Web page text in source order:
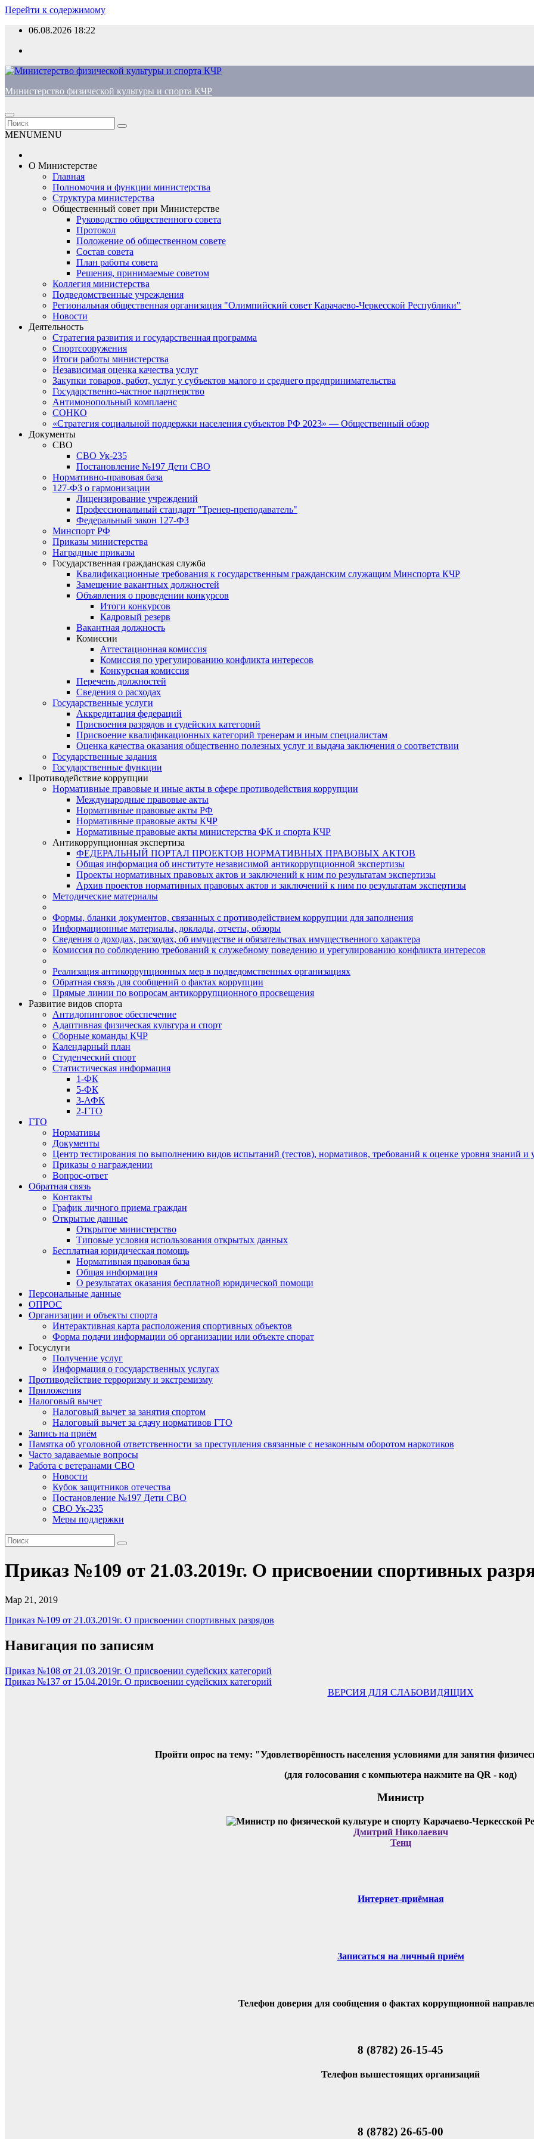
Перейти к содержимому
06.08.2026 18:22
Министерство физической культуры и спорта КЧР
MENUMENU
О Министерстве
Главная
Полномочия и функции министерства
Структура министерства
Общественный совет при Министерстве
Руководство общественного совета
Протокол
Положение об общественном совете
Состав совета
План работы совета
Решения, принимаемые советом
Коллегия министерства
Подведомственные учреждения
Региональная общественная организация "Олимпийский совет Карачаево-Черкесской Республики"
Новости
Деятельность
Стратегия развития и государственная программа
Спортсооружения
Итоги работы министерства
Независимая оценка качества услуг
Закупки товаров, работ, услуг у субъектов малого и среднего предпринимательства
Государственно-частное партнерство
Антимонопольный комплаенс
СОНКО
«Стратегия социальной поддержки населения субъектов РФ 2023» — Общественный обзор
Документы
СВО
СВО Ук-235
Постановление №197 Дети СВО
Нормативно-правовая база
127-ФЗ о гармонизации
Лицензирование учреждений
Профессиональный стандарт "Тренер-преподаватель"
Федеральный закон 127-ФЗ
Минспорт РФ
Приказы министерства
Наградные приказы
Государственная гражданская служба
Квалификационные требования к государственным гражданским служащим Минспорта КЧР
Замещение вакантных должностей
Объявления о проведении конкурсов
Итоги конкурсов
Кадровый резерв
Вакантная должность
Комиссии
Аттестационная комиссия
Комиссия по урегулированию конфликта интересов
Конкурсная комиссия
Перечень должностей
Сведения о расходах
Государственные услуги
Аккредитация федераций
Присвоения разрядов и судейских категорий
Присвоение квалификационных категорий тренерам и иным специалистам
Оценка качества оказания общественно полезных услуг и выдача заключения о соответствии
Государственные задания
Государственные функции
Противодействие коррупции
Нормативные правовые и иные акты в сфере противодействия коррупции
Международные правовые акты
Нормативные правовые акты РФ
Нормативные правовые акты КЧР
Нормативные правовые акты министерства ФК и спорта КЧР
Антикоррупционная экспертиза
ФЕДЕРАЛЬНЫЙ ПОРТАЛ ПРОЕКТОВ НОРМАТИВНЫХ ПРАВОВЫХ АКТОВ
Общая информация об институте независимой антикоррупционной экспертизы
Проекты нормативных правовых актов и заключений к ним по результатам экспертизы
Архив проектов нормативных правовых актов и заключений к ним по результатам экспертизы
Методические материалы
Формы, бланки документов, связанных с противодействием коррупции для заполнения
Информационные материалы, доклады, отчеты, обзоры
Сведения о доходах, расходах, об имуществе и обязательствах имущественного характера
Комиссия по соблюдению требований к служебному поведению и урегулированию конфликта интересов
Реализация антикоррупционных мер в подведомственных организациях
Обратная связь для сообщений о фактах коррупции
Прямые линии по вопросам антикоррупционного просвещения
Развитие видов спорта
Антидопинговое обеспечение
Адаптивная физическая культура и спорт
Сборные команды КЧР
Календарный план
Студенческий спорт
Статистическая информация
1-ФК
5-ФК
3-АФК
2-ГТО
ГТО
Нормативы
Документы
Центр тестирования по выполнению видов испытаний (тестов), нормативов, требований к оценке уровня знаний и
Приказы о награждении
Вопрос-ответ
Обратная связь
Контакты
График личного приема граждан
Открытые данные
Открытое министерство
Типовые условия использования открытых данных
Бесплатная юридическая помощь
Нормативная правовая база
Общая информация
О результатах оказания бесплатной юридической помощи
Персональные данные
ОПРОС
Организации и объекты спорта
Интерактивная карта расположения спортивных объектов
Форма подачи информации об организации или объекте спорат
Госуслуги
Получение услуг
Информация о государственных услугах
Противодействие терроризму и экстремизму
Приложения
Налоговый вычет
Налоговый вычет за занятия спортом
Налоговый вычет за сдачу нормативов ГТО
Запись на приём
Памятка об уголовной ответственности за преступления связанные с незаконным оборотом наркотиков
Часто задаваемые вопросы
Работа с ветеранами СВО
Новости
Кубок защитников отечества
Постановление №197 Дети СВО
СВО Ук-235
Меры поддержки
Приказ №109 от 21.03.2019г. О присвоении спортивных
Мар 21, 2019
Приказ №109 от 21.03.2019г. О присвоении спортивных разрядов
Навигация по записям
Приказ №108 от 21.03.2019г. О присвоении судейских категорий
Приказ №137 от 15.04.2019г. О присвоении судейских категорий
ВЕРСИЯ ДЛЯ СЛАБОВИДЯЩИХ
Пройти опрос на тему: "Удовлетворённость населения условиями для занятия
(для голосования с компьютера нажмите на QR - код)
Министр
Дмитрий Николаевич
Тенц
Интернет-приёмная
Записаться на личный приём
Телефон доверия для сообщения о фактах коррупционной
8 (8782) 26-15-45
Телефон вышестоящих организаций
8 (8782) 26-65-00